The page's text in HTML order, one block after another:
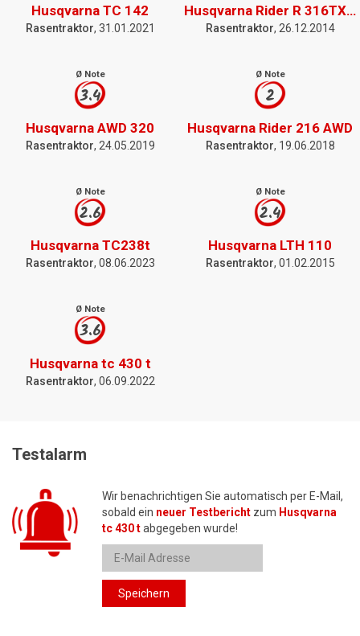
Husqvarna TC 142
Rasentraktor, 31.01.2021
Husqvarna Rider R 316TXs AWD
Rasentraktor, 26.12.2014
Ø Note
3.4
Husqvarna AWD 320
Rasentraktor, 24.05.2019
Ø Note
2
Husqvarna Rider 216 AWD
Rasentraktor, 19.06.2018
Ø Note
2.6
Husqvarna TC238t
Rasentraktor, 08.06.2023
Ø Note
2.4
Husqvarna LTH 110
Rasentraktor, 01.02.2015
Ø Note
3.6
Husqvarna tc 430 t
Rasentraktor, 06.09.2022
Testalarm
Wir benachrichtigen Sie automatisch per E-Mail,
sobald ein neuer Testbericht zum Husqvarna
tc 430 tabgegeben wurde!
Speichern